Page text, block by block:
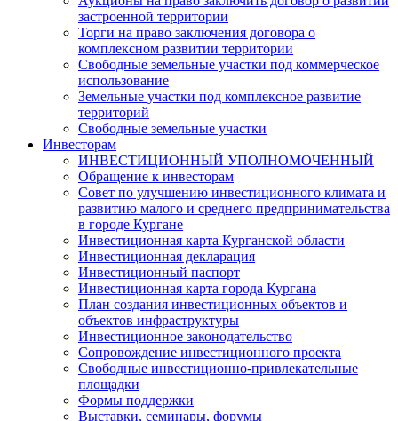
застроенной территории
Торги на право заключения договора о
комплексном развитии территории
Свободные земельные участки под коммерческое
использование
Земельные участки под комплексное развитие
территорий
Свободные земельные участки
Инвесторам
ИНВЕСТИЦИОННЫЙ УПОЛНОМОЧЕННЫЙ
Обращение к инвесторам
Совет по улучшению инвестиционного климата и
развитию малого и среднего предпринимательства
в городе Кургане
Инвестиционная карта Курганской области
Инвестиционная декларация
Инвестиционный паспорт
Инвестиционная карта города Кургана
План создания инвестиционных объектов и
объектов инфраструктуры
Инвестиционное законодательство
Сопровождение инвестиционного проекта
Свободные инвестиционно-привлекательные
площадки
Формы поддержки
Выставки, семинары, форумы